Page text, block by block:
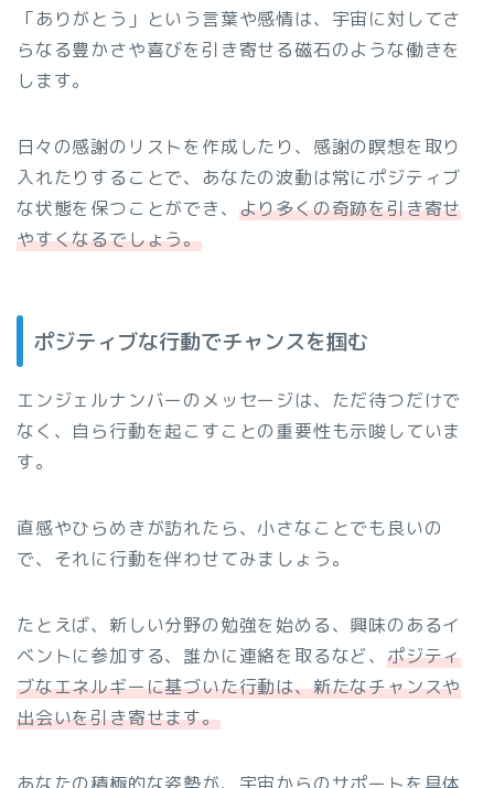
「ありがとう」という言葉や感情は、宇宙に対してさ
らなる豊かさや喜びを引き寄せる磁石のような働きを
します。
日々の感謝のリストを作成したり、感謝の瞑想を取り
入れたりすることで、あなたの波動は常にポジティブ
な状態を保つことができ、 より多くの奇跡を引き寄せ
やすくなるでしょう。
ポジティブな行動でチャンスを掴む
エンジェルナンバーのメッセージは、ただ待つだけで
なく、自ら行動を起こすことの重要性も示唆していま
す。
直感やひらめきが訪れたら、小さなことでも良いの
で、それに行動を伴わせてみましょう。
たとえば、新しい分野の勉強を始める、興味のあるイ
ベントに参加する、誰かに連絡を取るなど、 ポジティ
ブなエネルギーに基づいた行動は、新たなチャンスや
出会いを引き寄せます。